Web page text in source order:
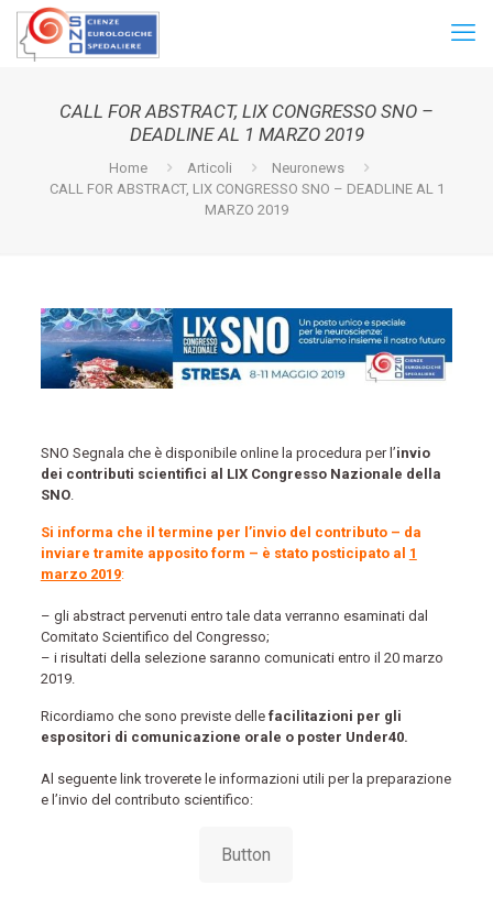
CALL FOR ABSTRACT, LIX CONGRESSO SNO –
DEADLINE AL 1 MARZO 2019
Home Articoli
Neuronews
CALL FOR ABSTRACT, LIX CONGRESSO SNO – DEADLINE AL 1
MARZO 2019
SNO Segnala che è disponibile online la procedura per l’invio
dei contributi scientifici al LIX Congresso Nazionale della
SNO.
Si informa che il termine per l’invio del contributo – da
inviare tramite apposito form – è stato posticipato al 1
marzo 2019:
– gli abstract pervenuti entro tale data verranno esaminati dal
Comitato Scientifico del Congresso;
– i risultati della selezione saranno comunicati entro il 20 marzo
2019.
Ricordiamo che sono previste delle facilitazioni per gli
espositori di comunicazione orale o poster Under40.
Al seguente link troverete le informazioni utili per la preparazione
e l’invio del contributo scientifico:
Button